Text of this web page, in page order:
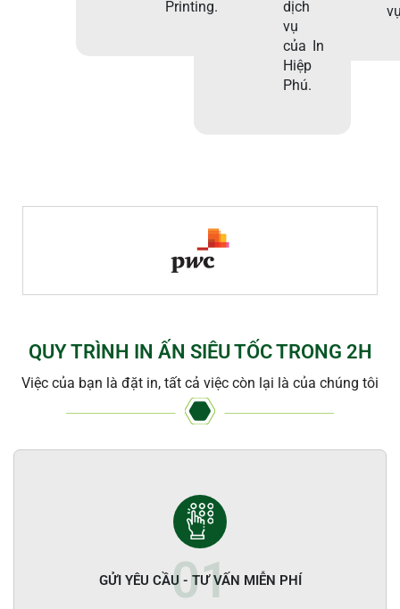
Printing.
dịch
vụ
của In
Hiệp
Phú.
QUY TRÌNH IN ẤN SIÊU TỐC TRONG 2H
Việc của bạn là đặt in, tất cả việc còn lại là của chúng tôi
GỬI YÊU CẦU - TƯ VẤN MIỄN PHÍ